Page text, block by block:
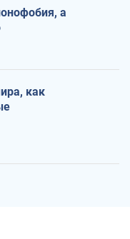
а
как